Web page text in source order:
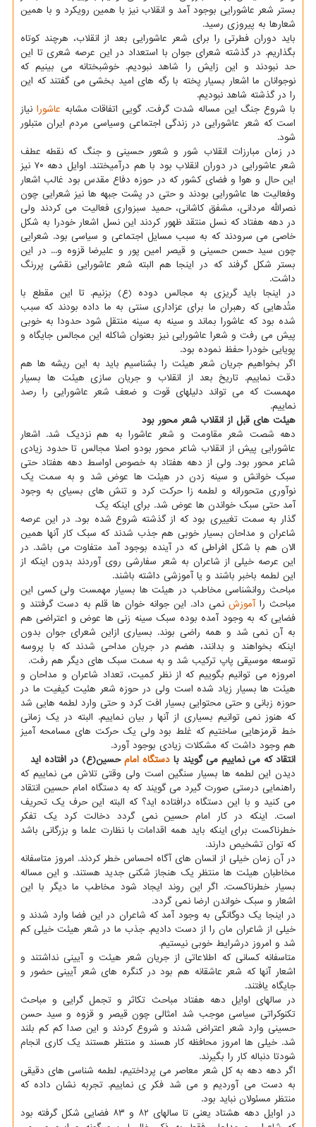
بستر شعر عاشورایی بوجود آمد و انقلاب نیز با همین رویکرد و با همین
شعارها به پیروزی رسید.
باید دوران فطرتی را برای شعر عاشورایی بعد از انقلاب، هرچند کوتاه
بگذاریم. در گذشته شعرای جوان با استعداد در این عرصه شعری تا این
حد نبودند و این زایش را شاهد نبودیم. خوشبختانه می بینیم که
نوجوانان ما اشعار بسیار پخته با رگه های امید بخشی می گفتند که این
را در گذشته شاهد نبودیم.
با شروع جنگ این مساله شدت گرفت. گویی اتفاقات مشابه عاشورا نیاز
است که شعر عاشورایی در زندگی اجتماعی وسیاسی مردم ایران متبلور
شود.
در زمان مبارزات انقلاب شور و شعور حسینی و جنگ که نقطه عطف
شعر عاشورایی در دوران انقلاب بود با هم درآمیختند. اوایل دهه ۷۰ نیز
این حال و هوا و فضای کشور که در حوزه دفاع مقدس بود غالب اشعار
وفعالیت ها عاشورایی بودند و حتی در پشت جبهه ها نیز شعرایی چون
نصرالله مردانی، مشفق کاشانی، حمید سبزواری فعالیت می کردند ولی
در دهه هفتاد که نسل منتقد ظهور کردند این نسل اشعار خودرا به شکل
خاصی می سرودند که به سبب مسایل اجتماعی و سیاسی بود. شعرایی
چون سید حسن حسینی و قیصر امین پور و علیرضا قزوه و... در این
بستر شکل گرفند که در اینجا هم البته شعر عاشورایی نقشی پررنگ
داشت.
در اینجا باید گریزی به مجالس دوده (ع) بزنیم. تا این مقطع با
متُدهایی که رهبران ما برای عزاداری سنتی به ما داده بودند که سبب
شده بود که عاشورا بماند و سینه به سینه منتقل شود حدودا به خوبی
پیش می رفت و شعرا عاشورایی نیز بعنوان شاکله این مجالس جایگاه و
پویایی خودرا حفظ نموده بود.
اگر بخواهیم جریان شعر هیئت را بشناسیم باید به این ریشه ها هم
دقت نماییم. تاریخ بعد از انقلاب و جریان سازی هیئت ها بسیار
مهمست که می تواند دلیلهای قوت و ضعف شعر عاشورایی را رصد
نماییم.
هیئت های قبل از انقلاب شعر محور بود
دهه شصت شعر مقاومت و شعر عاشورا به هم نزدیک شد. اشعار
عاشورایی پیش از انقلاب شاعر محور بودو اصلا مجالس تا حدود زیادی
شاعر محور بود. ولی از دهه هفتاد به خصوص اواسط دهه هفتاد حتی
سبک خوانش و سینه زدن در هیئت ها عوض شد و به سمت یک
نوآوری متحورانه و لطمه زا حرکت کرد و تنش های بسیای به وجود
آمد حتی سبک خواندن ها عوض شد. برای اینکه یک
گذار به سمت تغییری بود که از گذشته شروع شده بود. در این عرصه
شاعران و مداحان بسیار خوبی هم جذب شدند که سبک کار آنها همین
الان هم با شکل افراطی که در آینده بوجود آمد متفاوت می باشد. در
این عرصه خیلی از شاعران به شعر سفارشی روی آوردند بدون اینکه از
این لطمه باخبر باشند و یا آموزشی داشته باشند.
مباحث روانشناسی مخاطب در هیئت ها بسیار مهمست ولی کسی این
مباحث راآموزش نمی داد. این جوانه خوان ها قلم به دست گرفتند و
فضایی که به وجود آمده بوده سبک سینه زنی ها عوض و اعتراضی هم
به آن نمی شد و همه راضی بوند. بسیاری ازاین شعرای جوان بدون
اینکه بخواهند و بدانند، هضم در جریان مداحی شدند که با پروسه
توسعه موسیقی پاپ ترکیب شد و به سمت سبک های دیگر هم رفت.
امروزه می توانیم بگوییم که از نظر کمیت، تعداد شاعران و مداحان و
هیئت ها بسیار زیاد شده است ولی در حوزه شعر هئیت کیفیت ما در
حوزه زبانی و حتی محتوایی بسیار افت کرد و حتی وارد لطمه هایی شد
که هنوز نمی توانیم بسیاری از آنها ر بیان نماییم. البته در یک زمانی
خط قرمزهایی ساختیم که غلط بود ولی یک حرکت های مسامحه آمیز
هم وجود داشت که مشکلات زیادی بوجود آورد.
انتقاد که می نماییم می گویند با دستگاه امام حسین(ع) در افتاده اید
دیدن این لطمه ها بسیار سنگین است ولی وقتی تلاش می نماییم که
راهنمایی درستی صورت گیرد می گویند که به دستگاه امام حسین انتقاد
می کنید و با این دستگاه درافتاده اید؟ که البته این حرف یک تحریف
است. اینکه در کار امام حسین نمی گردد دخالت کرد یک تفکر
خطرناکست برای اینکه باید همه اقدامات با نظارت علما و بزرگانی باشد
که توان تشخیص دارند.
در آن زمان خیلی از انسان های آگاه احساس خطر کردند. امروز متاسفانه
مخاطبان هیئت ها منتظر یک هنجاز شکنی جدید هستند. و این مساله
بسیار خطرناکست. اگر این روند ایجاد شود مخاطب ما دیگر با این
اشعار و سبک خواندن ارضا نمی گردد.
در اینجا یک دوگانگی به وجود آمد که شاعران در این فضا وارد شدند و
خیلی از شاعران مان را از دست دادیم. جذب ما در شعر هیئت خیلی کم
شد و امروز درشرایط خوبی نیستیم.
متاسفانه کسانی که اطلاعاتی از جریان شعر هیئت و آیینی نداشتند و
اشعار آنها که شعر عاشقانه هم بود در کنگره های شعر آیینی حضور و
جایگاه یافتند.
در سالهای اوایل دهه هفتاد مباحث تکاثر و تجمل گرایی و مباحث
تکنوکراتی سیاسی موجب شد امثالی چون قیصر و قزوه و سید حسن
حسینی وارد شعر اعتراض شدند و شروع کردند و این صدا کم کم بلند
شد. خیلی ها امروز محافظه کار هسند و منتظر هستند یک کاری انجام
شودتا دنباله کار را بگیرند.
اگر دهه دهه به کل شعر معاصر می پرداختیم، لطمه شناسی های دقیقی
به دست می آوردیم و می شد فکر ی نماییم. تجربه نشان داده که
منتظر مسئولان نباید بود.
در اوایل دهه هشتاد یعنی تا سالهای ۸۲ و ۸۳ فضایی شکل گرفته بود